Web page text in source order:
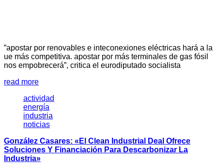
”apostar por renovables e inteconexiones eléctricas hará a la
ue más competitiva. apostar por más terminales de gas fósil
nos empobrecerá”, critica el eurodiputado socialista
read more
actividad
energía
industria
noticias
González Casares: «El Clean Industrial Deal Ofrece
Soluciones Y Financiación Para Descarbonizar La
Industria»